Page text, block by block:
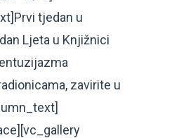
tjedan u
Ljeta u Knjižnici
zavirite u